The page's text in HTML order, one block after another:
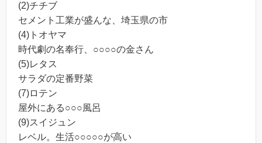
(2)チチブ
セメント工業が盛んな、埼玉県の市
(4)トオヤマ
時代劇の名奉行、○○○○の金さん
(5)レタス
サラダの定番野菜
(7)ロテン
屋外にある○○○風呂
(9)スイジュン
レベル。生活○○○○○が高い